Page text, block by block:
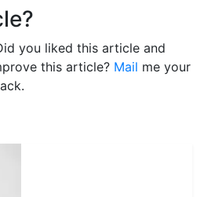
you liked this article and
this article? Mail me your